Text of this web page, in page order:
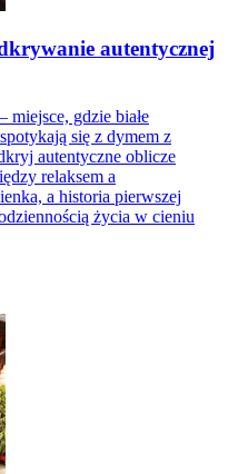
autentycznej
miejsce, gdzie białe
się z dymem z
autentyczne oblicze
relaksem a
a historia pierwszej
życia w cieniu